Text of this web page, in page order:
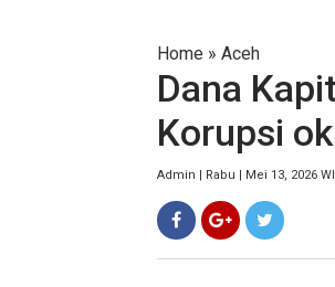
Home » Aceh
Dana
Korupsi
Admin | Rabu | Mei 13, 2026